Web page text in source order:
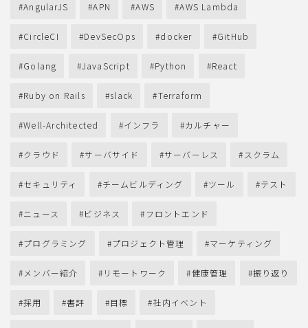
AngularJS APN AWS AWS Lambda
CircleCI DevSecOps docker GitHub
Golang JavaScript Python React
Ruby on Rails slack Terraform
Well-Architected インフラ カルチャー
クラウド サーバサイド サーバーレス スクラム
セキュリティ チームビルディング ツール テスト
ニュース ビジネス フロントエンド
プログラミング プロジェクト管理 マーケティング
メンバー紹介 リモートワーク 健康管理 振り返り
採用 書評 目標 社内イベント